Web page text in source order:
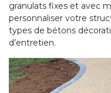
granulats fixes et avec
personnaliser votre
types de bétons
d’entretien.